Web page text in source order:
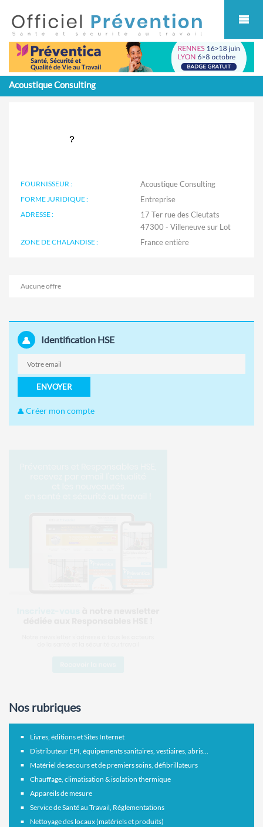
Acoustique Consulting
FOURNISSEUR : Acoustique Consulting
FORME JURIDIQUE : Entreprise
ADRESSE :
17 Ter rue des Cieutats
47300 - Villeneuve sur Lot
ZONE DE CHALANDISE :
Aucune offre
Identification HSE
ENVOYER
Créer mon compte
Nos rubriques
Livres, éditions et Sites Internet
Distributeur EPI, équipements sanitaires, vestiaires, abris...
Matériel de secours et de premiers soins, défibrillateurs
Chauffage, climatisation & isolation thermique
Appareils de mesure
Service de Santé au Travail, Réglementations
Nettoyage des locaux (matériels et produits)